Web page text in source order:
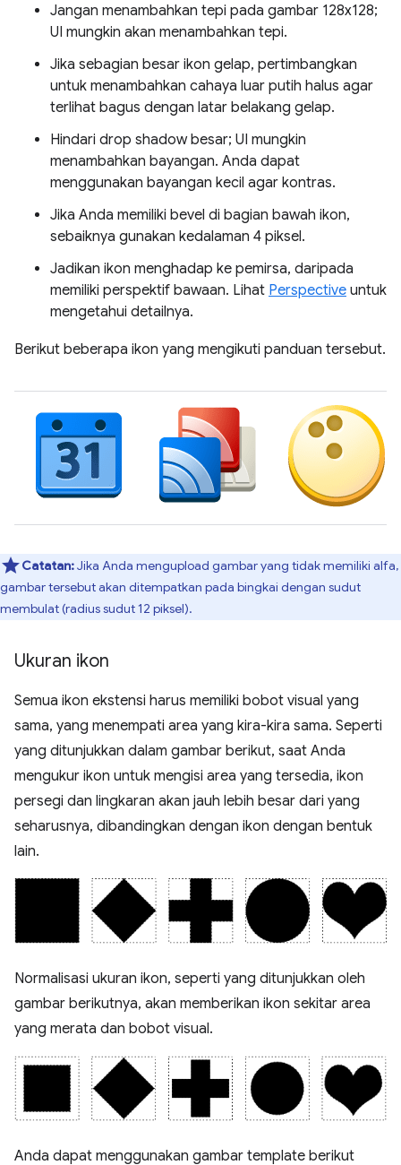
Jangan menambahkan tepi pada gambar 128x128;
UI mungkin akan menambahkan tepi.
Jika sebagian besar ikon gelap, pertimbangkan
untuk menambahkan cahaya luar putih halus agar
terlihat bagus dengan latar belakang gelap.
Hindari drop shadow besar; UI mungkin
menambahkan bayangan. Anda dapat
menggunakan bayangan kecil agar kontras.
Jika Anda memiliki bevel di bagian bawah ikon,
sebaiknya gunakan kedalaman 4 piksel.
Jadikan ikon menghadap ke pemirsa, daripada
memiliki perspektif bawaan. Lihat Perspective untuk
mengetahui detailnya.
Berikut beberapa ikon yang mengikuti panduan tersebut.
Catatan:Jika Anda mengupload gambar yang tidak memiliki alfa,
gambar tersebut akan ditempatkan pada bingkai dengan sudut
membulat (radius sudut 12 piksel).
Ukuran ikon
Semua ikon ekstensi harus memiliki bobot visual yang
sama, yang menempati area yang kira-kira sama. Seperti
yang ditunjukkan dalam gambar berikut, saat Anda
mengukur ikon untuk mengisi area yang tersedia, ikon
persegi dan lingkaran akan jauh lebih besar dari yang
seharusnya, dibandingkan dengan ikon dengan bentuk
lain.
Normalisasi ukuran ikon, seperti yang ditunjukkan oleh
gambar berikutnya, akan memberikan ikon sekitar area
yang merata dan bobot visual.
Anda dapat menggunakan gambar template berikut